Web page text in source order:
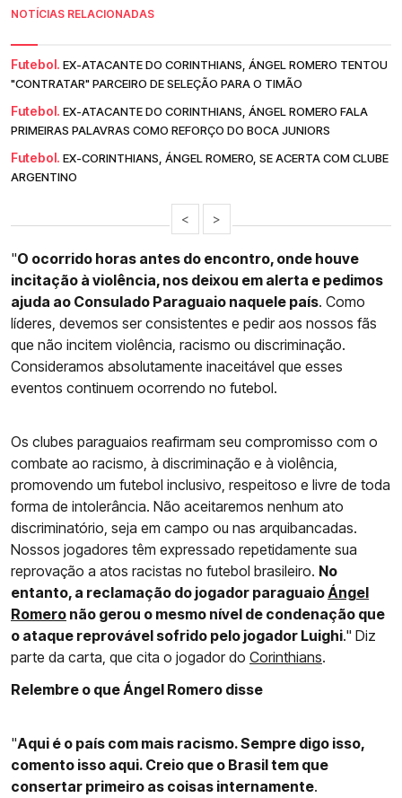
NOTÍCIAS RELACIONADAS
Futebol. EX-ATACANTE DO CORINTHIANS, ÁNGEL ROMERO TENTOU
"CONTRATAR" PARCEIRO DE SELEÇÃO PARA O TIMÃO
Futebol. EX-ATACANTE DO CORINTHIANS, ÁNGEL ROMERO FALA
PRIMEIRAS PALAVRAS COMO REFORÇO DO BOCA JUNIORS
Futebol. EX-CORINTHIANS, ÁNGEL ROMERO, SE ACERTA COM CLUBE
ARGENTINO
< >
"O ocorrido horas antes do encontro, onde houve
incitação à violência, nos deixou em alerta e pedimos
ajuda ao Consulado Paraguaio naquele país. Como
líderes, devemos ser consistentes e pedir aos nossos fãs
que não incitem violência, racismo ou discriminação.
Consideramos absolutamente inaceitável que esses
eventos continuem ocorrendo no futebol.
Os clubes paraguaios reafirmam seu compromisso com o
combate ao racismo, à discriminação e à violência,
promovendo um futebol inclusivo, respeitoso e livre de toda
forma de intolerância. Não aceitaremos nenhum ato
discriminatório, seja em campo ou nas arquibancadas.
Nossos jogadores têm expressado repetidamente sua
reprovação a atos racistas no futebol brasileiro. No
entanto, a reclamação do jogador paraguaioÁngel
Romero não gerou o mesmo nível de condenação que
o ataque reprovável sofrido pelo jogador Luighi." Diz
parte da carta, que cita o jogador do Corinthians.
Relembre o que Ángel Romero disse
"Aqui é o país com mais racismo. Sempre digo isso,
comento isso aqui. Creio que o Brasil tem que
consertar primeiro as coisas internamente.